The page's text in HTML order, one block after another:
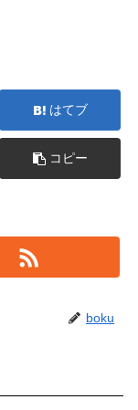
はてブ
コピー
boku